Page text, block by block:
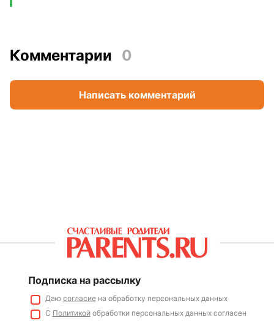
Комментарии 0
Написать комментарий
Подписка на рассылку
Даю согласиена обработку персональных данных
С Политикойобработки персональных данных согласен